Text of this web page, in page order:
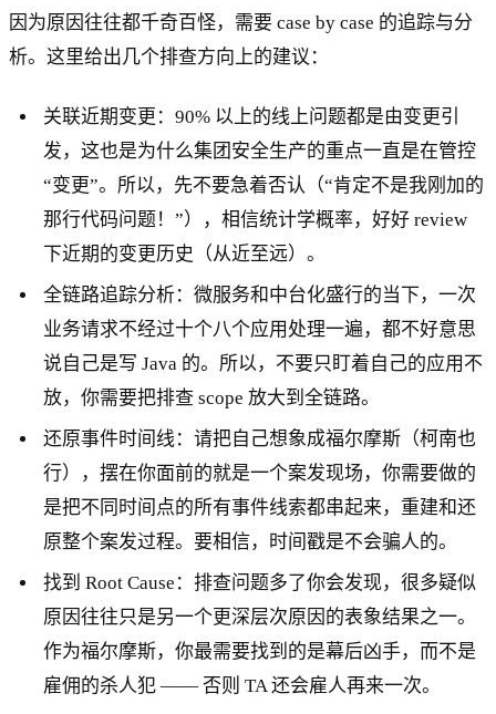
因为原因往往都千奇百怪，需要 case by case 的追踪与分
析。这里给出几个排查方向上的建议：
关联近期变更：90% 以上的线上问题都是由变更引
发，这也是为什么集团安全生产的重点一直是在管控
“变更”。所以，先不要急着否认（“肯定不是我刚加的
那行代码问题！”），相信统计学概率，好好 review
下近期的变更历史（从近至远）。
全链路追踪分析：微服务和中台化盛行的当下，一次
业务请求不经过十个八个应用处理一遍，都不好意思
说自己是写 Java 的。所以，不要只盯着自己的应用不
放，你需要把排查 scope 放大到全链路。
还原事件时间线：请把自己想象成福尔摩斯（柯南也
行），摆在你面前的就是一个案发现场，你需要做的
是把不同时间点的所有事件线索都串起来，重建和还
原整个案发过程。要相信，时间戳是不会骗人的。
找到 Root Cause：排查问题多了你会发现，很多疑似
原因往往只是另一个更深层次原因的表象结果之一。
作为福尔摩斯，你最需要找到的是幕后凶手，而不是
雇佣的杀人犯 —— 否则 TA 还会雇人再来一次。